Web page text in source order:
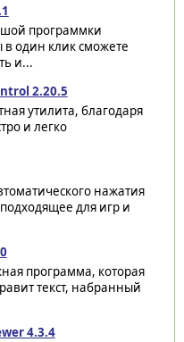
программки
один клик сможете
и...
2.20.5
утилита, благодаря
и легко
нажатия
для игр и
программа, которая
текст, набранный
4.3.4